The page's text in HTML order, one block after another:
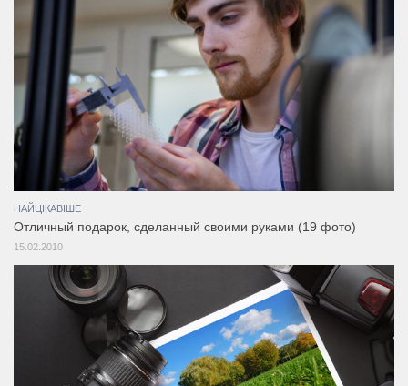
НАЙЦІКАВІШЕ
Отличный подарок, сделанный своими руками (19 фото)
15.02.2010